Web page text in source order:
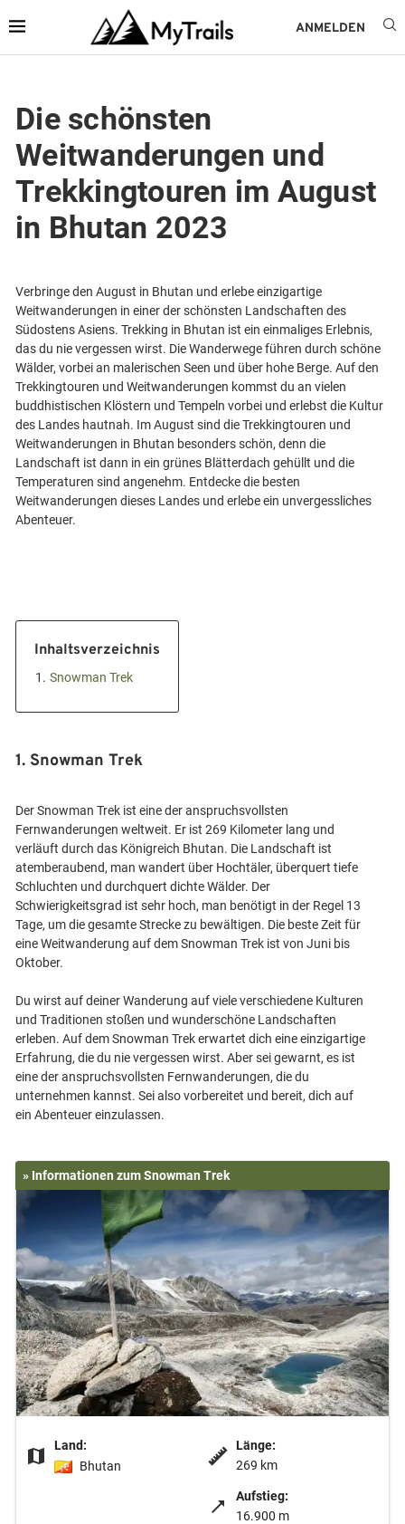
ANMELDEN
Die schönsten
Weitwanderungen und
Trekkingtouren im August
in Bhutan 2023
Verbringe den August in Bhutan und erlebe einzigartige
Weitwanderungen in einer der schönsten Landschaften des
Südostens Asiens. Trekking in Bhutan ist ein einmaliges Erlebnis,
das du nie vergessen wirst. Die Wanderwege führen durch schöne
Wälder, vorbei an malerischen Seen und über hohe Berge. Auf den
Trekkingtouren und Weitwanderungen kommst du an vielen
buddhistischen Klöstern und Tempeln vorbei und erlebst die Kultur
des Landes hautnah. Im August sind die Trekkingtouren und
Weitwanderungen in Bhutan besonders schön, denn die
Landschaft ist dann in ein grünes Blätterdach gehüllt und die
Temperaturen sind angenehm. Entdecke die besten
Weitwanderungen dieses Landes und erlebe ein unvergessliches
Inhaltsverzeichnis
1. Snowman Trek
1. Snowman Trek
Der Snowman Trek ist eine der anspruchsvollsten
Fernwanderungen weltweit. Er ist 269 Kilometer lang und
verläuft durch das Königreich Bhutan. Die Landschaft ist
atemberaubend, man wandert über Hochtäler, überquert tiefe
Schluchten und durchquert dichte Wälder. Der
Schwierigkeitsgrad ist sehr hoch, man benötigt in der Regel 13
Tage, um die gesamte Strecke zu bewältigen. Die beste Zeit für
eine Weitwanderung auf dem Snowman Trek ist von Juni bis
Oktober.
Du wirst auf deiner Wanderung auf viele verschiedene Kulturen
und Traditionen stoßen und wunderschöne Landschaften
erleben. Auf dem Snowman Trek erwartet dich eine einzigartige
Erfahrung, die du nie vergessen wirst. Aber sei gewarnt, es ist
eine der anspruchsvollsten Fernwanderungen, die du
unternehmen kannst. Sei also vorbereitet und bereit, dich auf
» Informationen zum Snowman Trek
Land:
Bhutan
Länge:
269 km
Aufstieg:
16.900 m